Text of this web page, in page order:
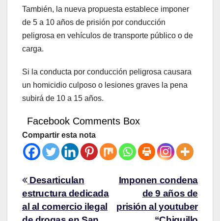
También, la nueva propuesta establece imponer
de 5 a 10 años de prisión por conducción
peligrosa en vehículos de transporte público o de
carga.
Si la conducta por conducción peligrosa causara
un homicidio culposo o lesiones graves la pena
subirá de 10 a 15 años.
Facebook Comments Box
Compartir esta nota
Imponen condena
de 9 años de
prisión al youtuber
Desarticulan
estructura dedicada
al al comercio ilegal